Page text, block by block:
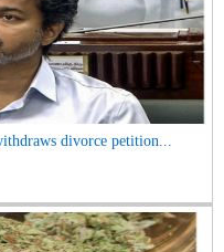
divorce petition...